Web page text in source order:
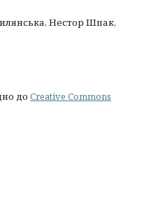
Нестор Шпак,
до Creative Commons